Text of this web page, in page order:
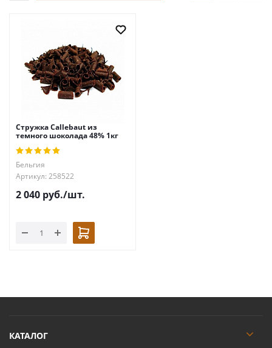
Стружка Callebaut из
темного шоколада 48% 1кг
Бельгия
Артикул: 258522
2 040 руб./шт.
КАТАЛОГ